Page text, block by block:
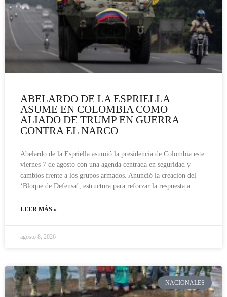
ABELARDO DE LA ESPRIELLA
ASUME EN COLOMBIA COMO
ALIADO DE TRUMP EN GUERRA
CONTRA EL NARCO
Abelardo de la Espriella asumió la presidencia de Colombia este
viernes 7 de agosto con una agenda centrada en seguridad y
cambios frente a los grupos armados. Anunció la creación del
‘Bloque de Defensa’, estructura para reforzar la respuesta a
LEER MÁS »
agosto 8, 2026
NACIONALES